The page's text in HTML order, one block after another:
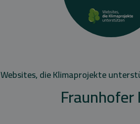
Websites, die Klimaprojekte
Fraunhofer